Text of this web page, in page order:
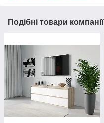
Подібні товари компанії